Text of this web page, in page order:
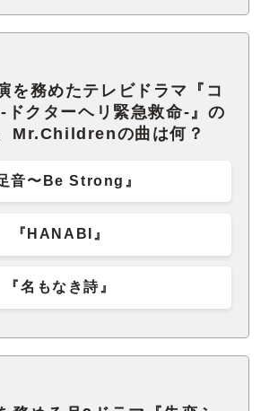
を務めたテレビドラマ『コ
ドクターヘリ緊急救命-』の
Mr.Childrenの曲は何？
足音〜Be Strong』
『HANABI』
『名もなき詩』